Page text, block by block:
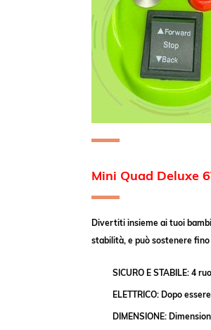
Mini Quad Deluxe
Divertiti insieme ai tuoi
stabilità, e può sostenere
SICURO E STABILE: 4
ELETTRICO: Dopo
DIMENSIONE: